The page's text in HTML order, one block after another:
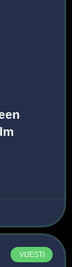
VIJESTI